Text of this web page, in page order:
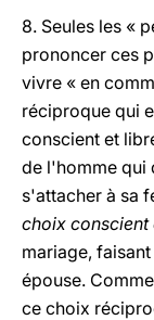
8. Seules les «
prononcer ces
vivre « en
réciproque qui
conscient et
de l'homme qui
s'attacher à sa
choix conscient
mariage,
épouse.
ce choix